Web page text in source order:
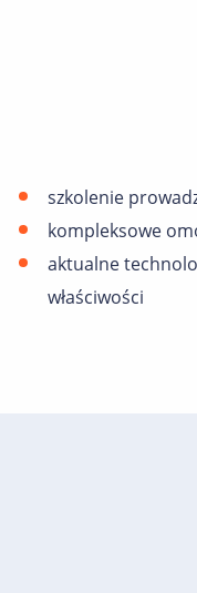
szkolenie
kompleksowe
aktualne
właściwości